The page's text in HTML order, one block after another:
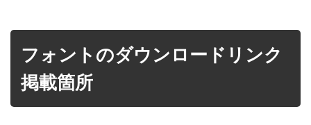
フォントのダウンロードリンク
掲載箇所